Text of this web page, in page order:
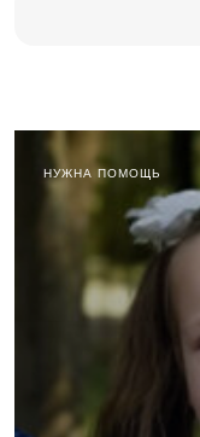
НУЖНА ПОМОЩЬ